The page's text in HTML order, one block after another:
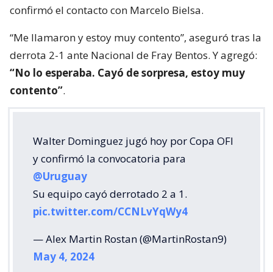
confirmó el contacto con Marcelo Bielsa.
“Me llamaron y estoy muy contento”, aseguró tras la
derrota 2-1 ante Nacional de Fray Bentos. Y agregó:
“No lo esperaba. Cayó de sorpresa, estoy muy
contento”.
Walter Dominguez jugó hoy por Copa OFI
y confirmó la convocatoria para
@Uruguay
Su equipo cayó derrotado 2 a 1.
pic.twitter.com/CCNLvYqWy4
— Alex Martin Rostan (@MartinRostan9)
May 4, 2024